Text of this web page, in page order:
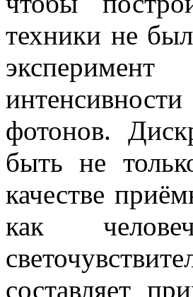
техники не
фотонов.
быть не
качестве
как
составляет